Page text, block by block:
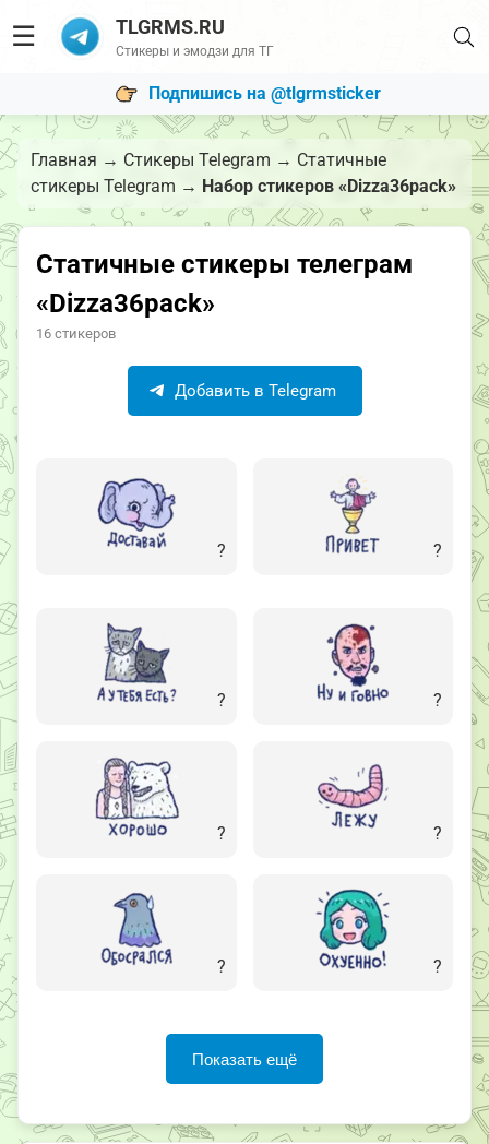
☰ TLGRMS.RU
Стикеры и эмодзи для ТГ
Подпишись на @tlgrmsticker
Главная → Стикеры Telegram → Статичные
стикеры Telegram → Набор стикеров «Dizza36pack»
Статичные стикеры телеграм
«Dizza36pack»
16 стикеров
Добавить в Telegram
? ?
? ?
? ?
? ?
Показать ещё